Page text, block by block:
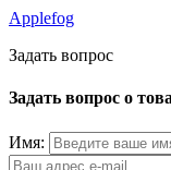
Applefog
Задать вопрос
Задать вопрос о
Имя: